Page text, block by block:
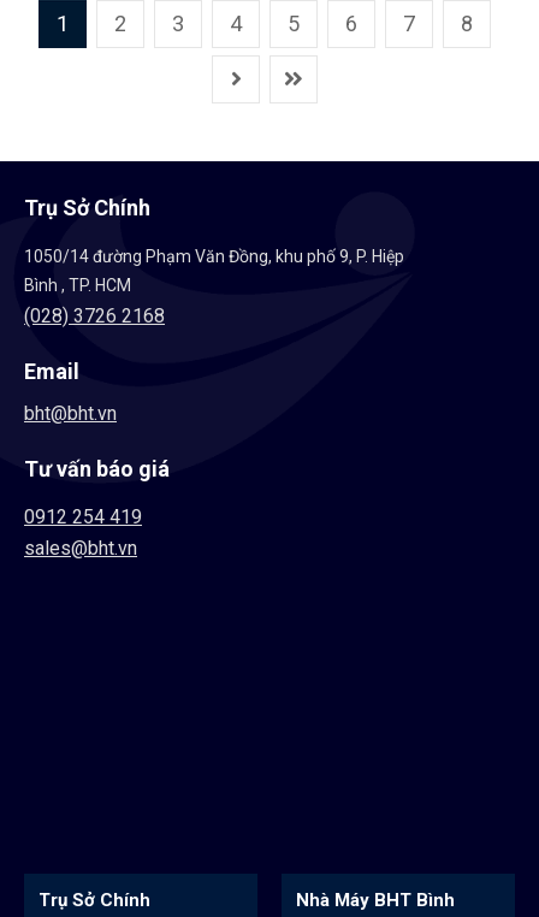
1 2 3 4 5 6 7 8
Trụ Sở Chính
1050/14 đường Phạm Văn Đồng, khu phố 9, P. Hiệp
Bình , TP. HCM
(028) 3726 2168
Email
bht@bht.vn
Tư vấn báo giá
0912 254 419
sales@bht.vn
Trụ Sở Chính
Nhà Máy BHT Bình